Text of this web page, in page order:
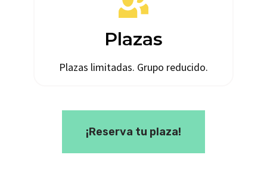
Plazas
Plazas limitadas. Grupo reducido.
¡Reserva tu plaza!